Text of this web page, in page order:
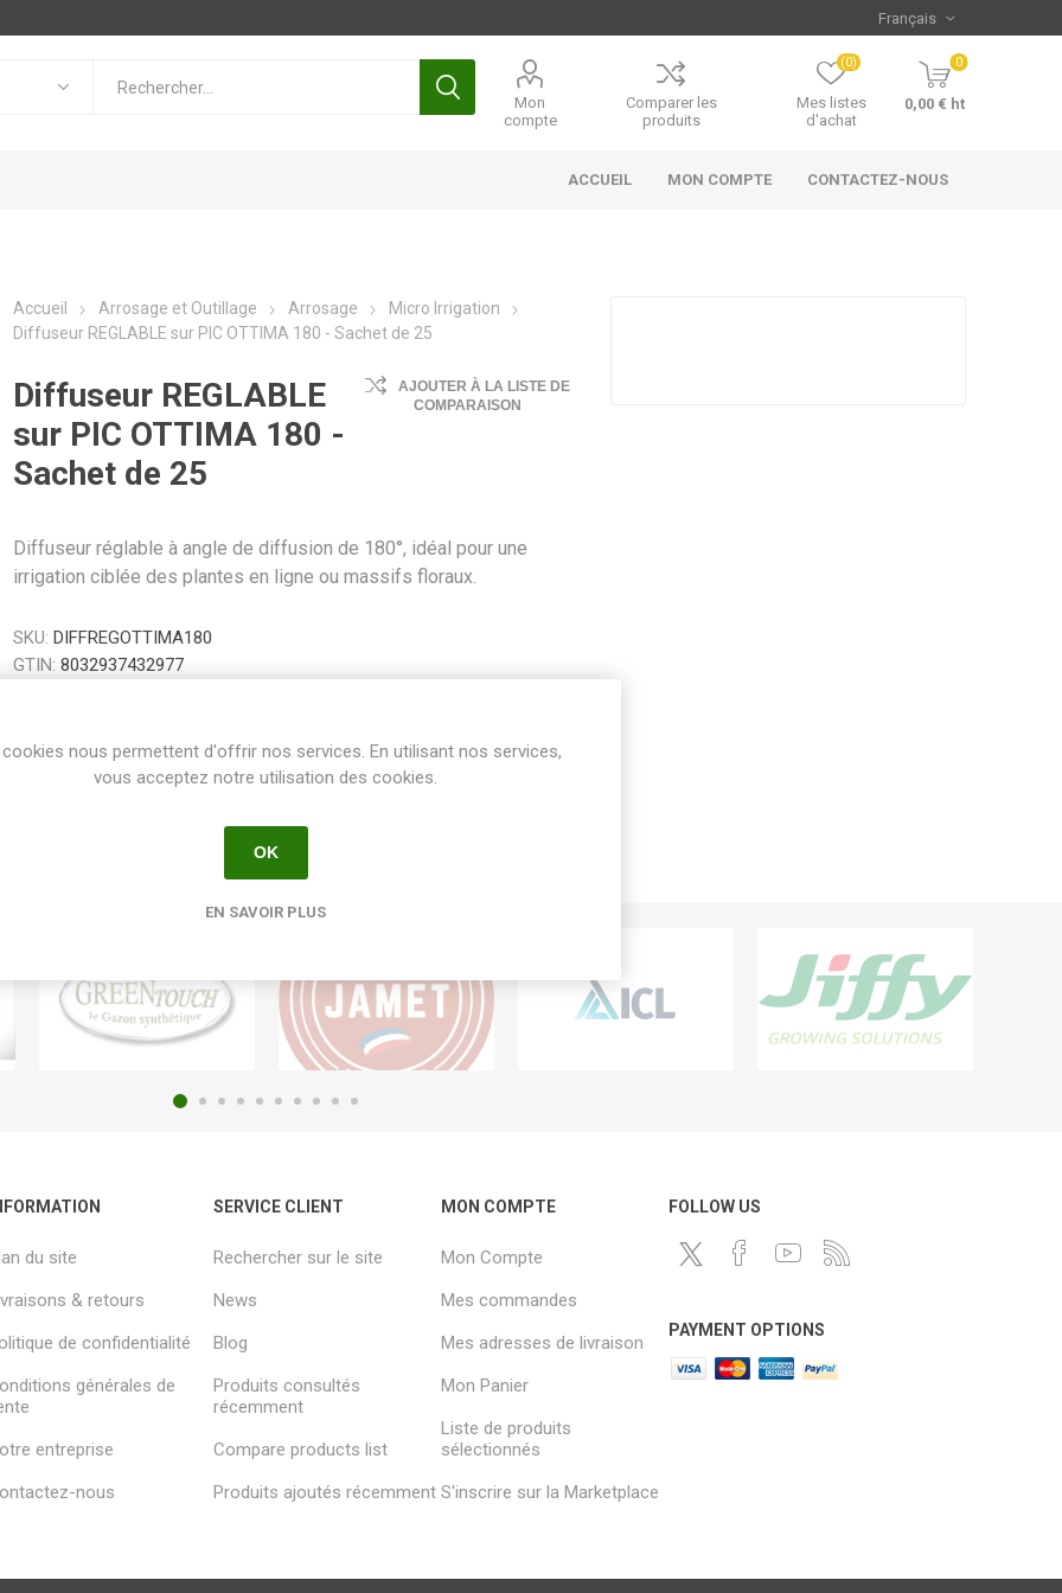
Mon
compte
Comparer les
produits
Mes listes
d'achat
(0) 0
0,00 € ht
ACCUEIL MON COMPTE CONTACTEZ-NOUS
Accueil Arrosage et Outillage Arrosage
Micro Irrigation
Diffuseur REGLABLE sur PIC OTTIMA 180 - Sachet de 25
Diffuseur REGLABLE
sur PIC OTTIMA 180 -
Sachet de 25
AJOUTER À LA LISTE DE
COMPARAISON
Diffuseur réglable à angle de diffusion de 180°, idéal pour une
irrigation ciblée des plantes en ligne ou massifs floraux.
SKU: DIFFREGOTTIMA180
GTIN: 8032937432977
du site
& retours
de confidentialité
générales de
entreprise
nous
SERVICE CLIENT
Rechercher sur le site
News
Blog
Produits consultés
récemment
Compare products list
Produits ajoutés récemment
MON COMPTE
Mon Compte
Mes commandes
Mes adresses de livraison
Mon Panier
Liste de produits
sélectionnés
S'inscrire sur la Marketplace
FOLLOW US
PAYMENT OPTIONS
nous permettent d'offrir nos services. En utilisant nos services,
vous acceptez notre utilisation des cookies.
OK
EN SAVOIR PLUS